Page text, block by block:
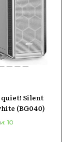
quiet! Silent
(BG040)
10